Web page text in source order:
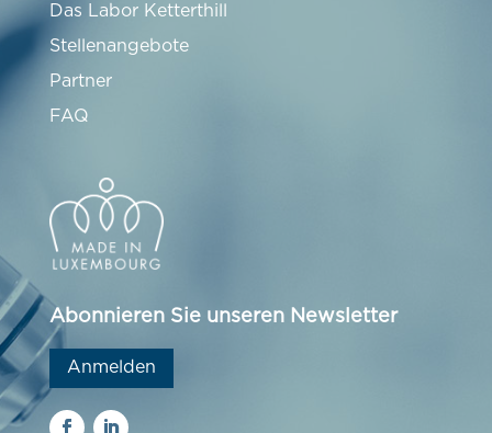
Das Labor Ketterthill
Stellenangebote
Partner
FAQ
Abonnieren Sie unseren Newsletter
Anmelden